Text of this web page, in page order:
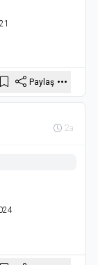
Paylaş
2a